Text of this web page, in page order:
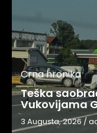
Crna hronika
Teška
Vukovijama
3 Augusta, 2026 /